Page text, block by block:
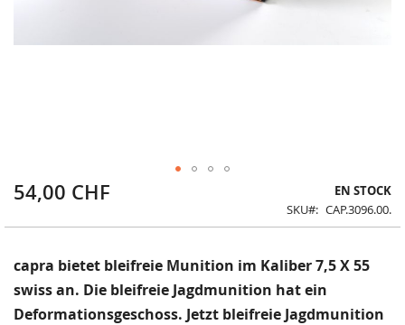
54,00 CHF
EN STOCK
SKU
CAP.3096.00.
capra bietet bleifreie Munition im Kaliber 7,5 X 55
swiss an. Die bleifreie Jagdmunition hat ein
Deformationsgeschoss. Jetzt bleifreie Jagdmunition
Skip
the
images